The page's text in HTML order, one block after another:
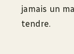
jamais un
tendre.